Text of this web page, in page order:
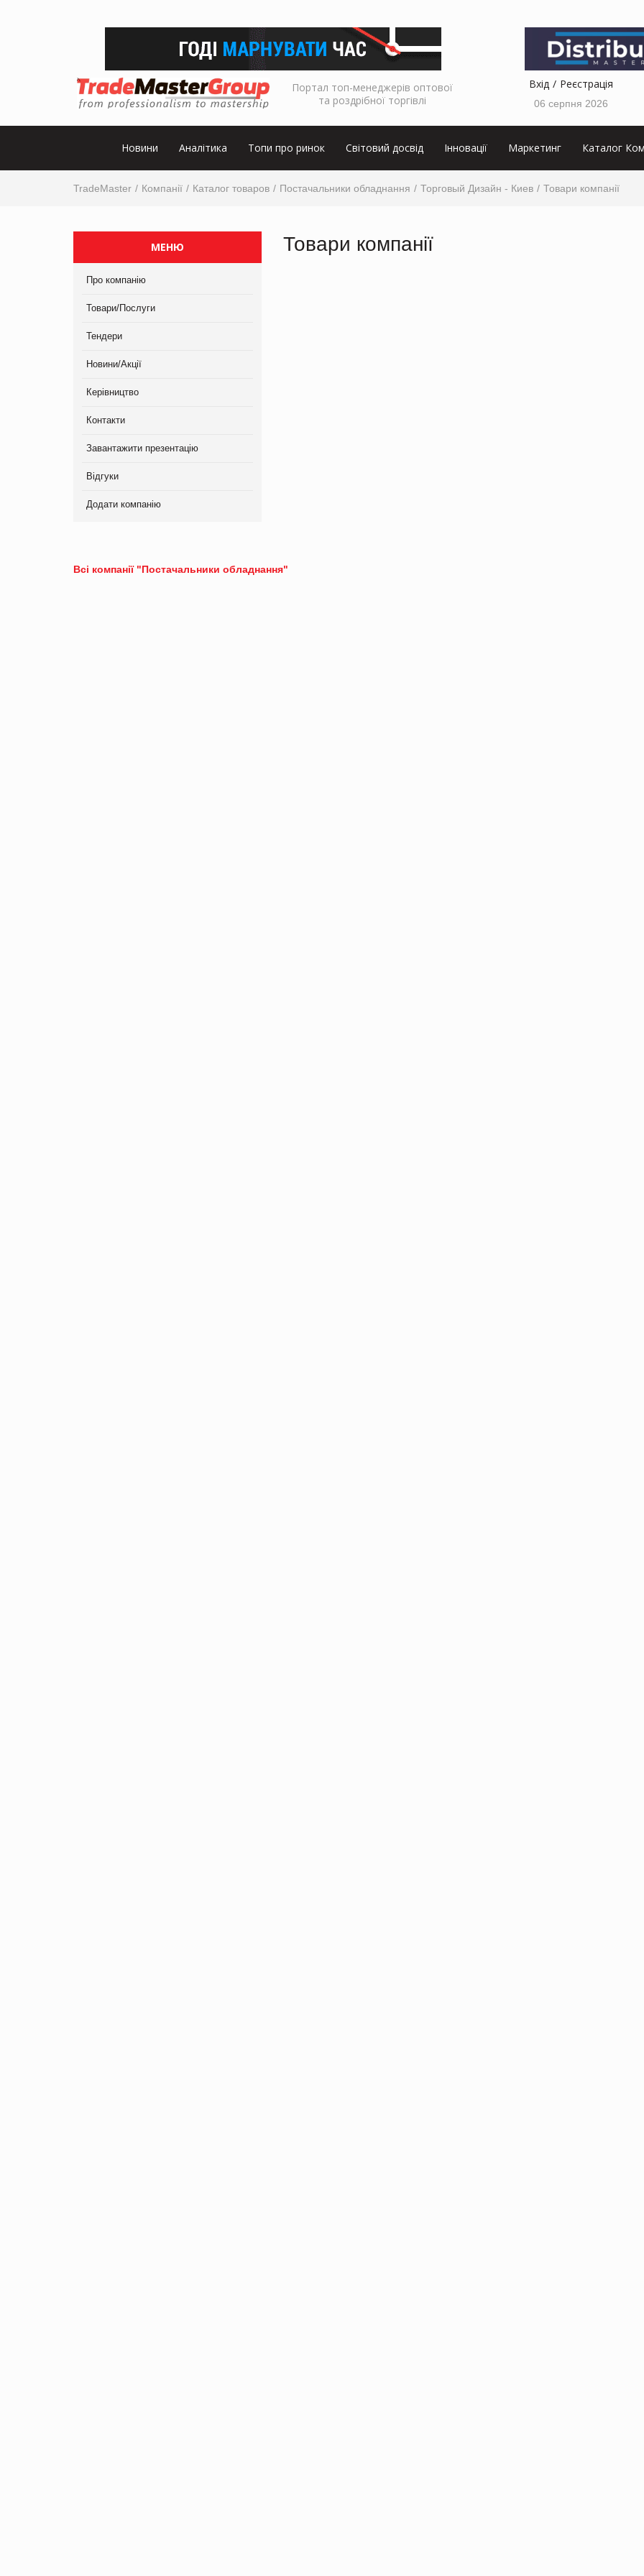
Портал топ-менеджерів оптової
та роздрібної торгівлі
Вхід Реєстрація
06 серпня 2026
Новини Аналітика Топи про ринок Світовий досвід Інновації Маркетинг Каталог
TradeMaster Компанії Каталог товаров Постачальники обладнання Торговый Дизайн - Киев Товари компанії
МЕНЮ
Про компанію
Товари/Послуги
Тендери
Новини/Акції
Керівництво
Контакти
Завантажити презентацію
Відгуки
Додати компанію
Товари компанії
Всі компанії "Постачальники обладнання"